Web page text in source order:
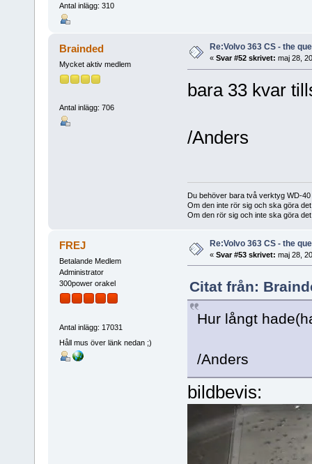
Antal inlägg: 310
Brainded
Mycket aktiv medlem
Antal inlägg: 706
Re:Volvo 363 CS - the
« Svar #52 skrivet: maj 28,
bara 33 kvar
/Anders
Du behöver bara två verktyg WD-
Om den inte rör sig och ska göra
Om den rör sig och inte ska göra
FREJ
Betalande Medlem
Administrator
300power orakel
Antal inlägg: 17031
Håll mus över länk nedan ;)
Re:Volvo 363 CS - the
« Svar #53 skrivet: maj 28,
Citat från:
Hur långt
/Anders
bildbevis: